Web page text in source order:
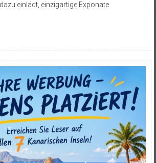
einlädt, einzigartige Exponate